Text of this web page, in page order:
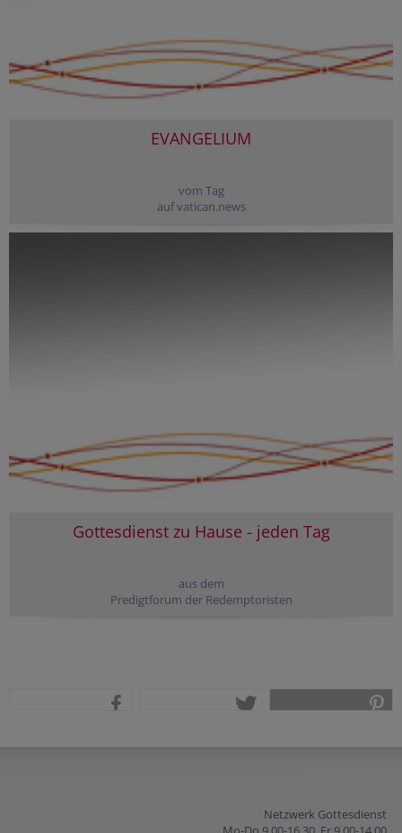
EVANGELIUM
vom Tag
auf vatican.news
Gottesdienst zu Hause - jeden Tag
aus dem
Predigtforum der Redemptoristen
Netzwerk Gottesdienst